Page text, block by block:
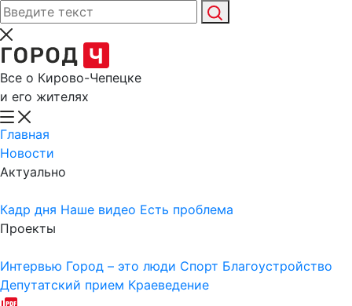
Все о Кирово-Чепецке
и его жителях
Главная
Новости
Актуально
Кадр дня Наше видео Есть проблема
Проекты
Интервью Город – это люди Спорт Благоустройство
Депутатский прием Краеведение